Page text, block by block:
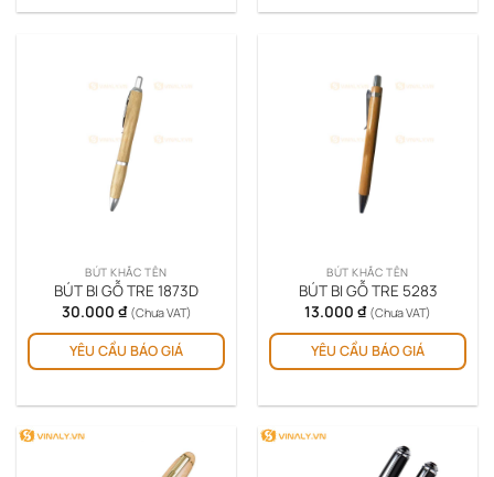
BÚT KHẮC TÊN
BÚT BI GỖ TRE 1873D
30.000 ₫ (Chưa VAT)
YÊU CẦU BÁO GIÁ
BÚT KHẮC TÊN
BÚT BI GỖ TRE 5283
13.000 ₫ (Chưa VAT)
YÊU CẦU BÁO GIÁ